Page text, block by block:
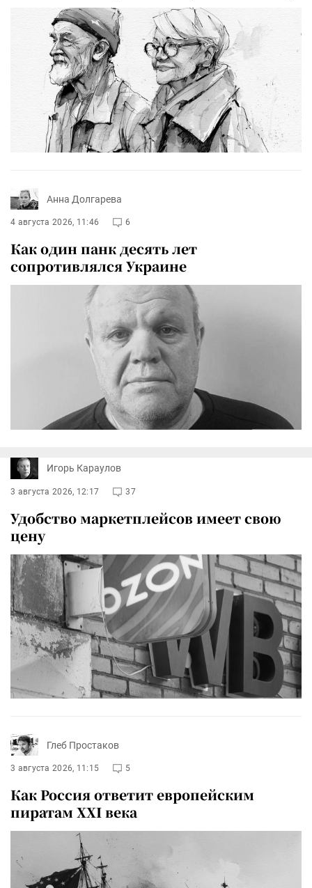
Анна Долгарева
4 августа 2026, 11:46 6
Как один панк десять лет
сопротивлялся Украине
Игорь Караулов
3 августа 2026, 12:17 37
Удобство маркетплейсов имеет свою
цену
Глеб Простаков
3 августа 2026, 11:15 5
Как Россия ответит европейским
пиратам XXI века